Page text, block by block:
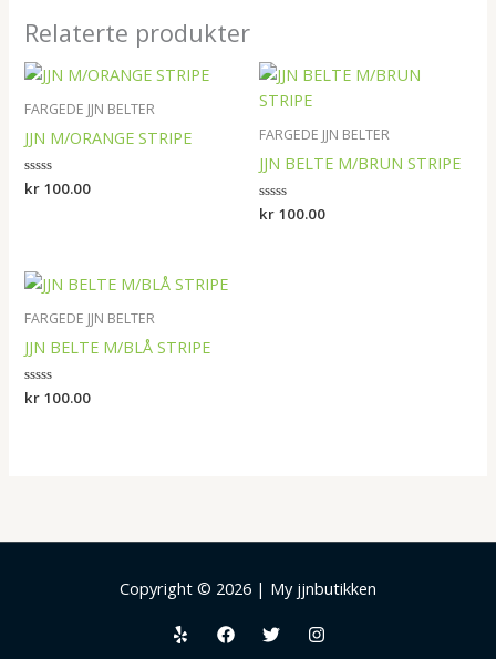
Relaterte produkter
FARGEDE JJN BELTER
JJN M/ORANGE STRIPE
Vurdert
kr 100.00
FARGEDE JJN BELTER
JJN BELTE M/BRUN STRIPE
Vurdert
kr 100.00
FARGEDE JJN BELTER
JJN BELTE M/BLÅ STRIPE
Vurdert
0
kr 100.00
Copyright © 2026 | My jjnbutikken